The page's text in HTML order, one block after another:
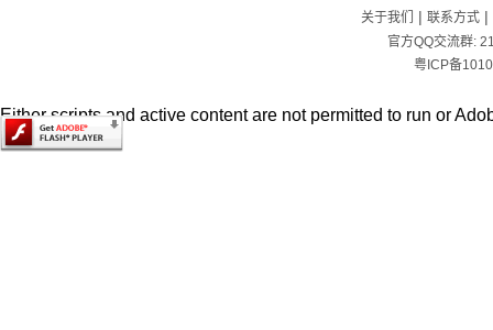
关于我们 | 联系方式|
官方QQ交流群:
粤ICP备
Either scripts and active content are not permitted to run or